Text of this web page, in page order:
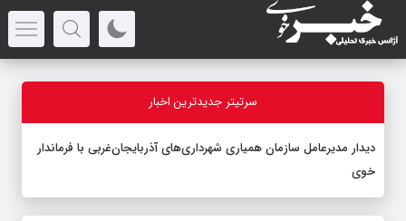
سرتیتر جدیدترین اخبار